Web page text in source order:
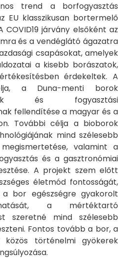
trend a borfogyasztás
EU klasszikusan bortermelő
COVID19 járvány elsőként az
és a vendéglátó ágazatra
csapásokat, amelyek
a kisebb borászatok,
érdekeltek. A
a Duna-menti borok
és fogyasztási
fellendítése a magyar és a
További célja a bioborok
mind szélesebb
valamint a
és a gasztronómiai
A projekt szem előtt
életmód fontosságát,
a bor egészségre gyakorolt
a mértéktartó
szeretné mind szélesebb
Fontos tovább a bor, a
történelmi gyökerek